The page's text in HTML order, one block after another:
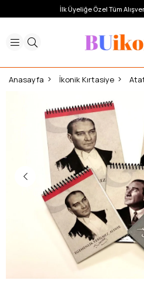
İlk Üyeliğe Özel Tüm
Anasayfa İkonik Kırtasiye